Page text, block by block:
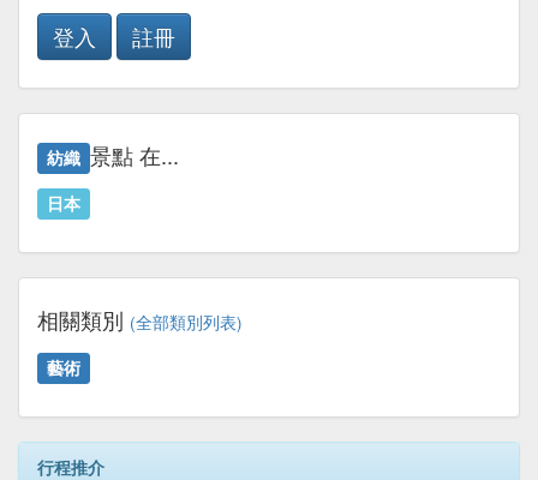
登入
註冊
紡織 景點 在...
日本
相關類別 (全部類別列表)
藝術
行程推介